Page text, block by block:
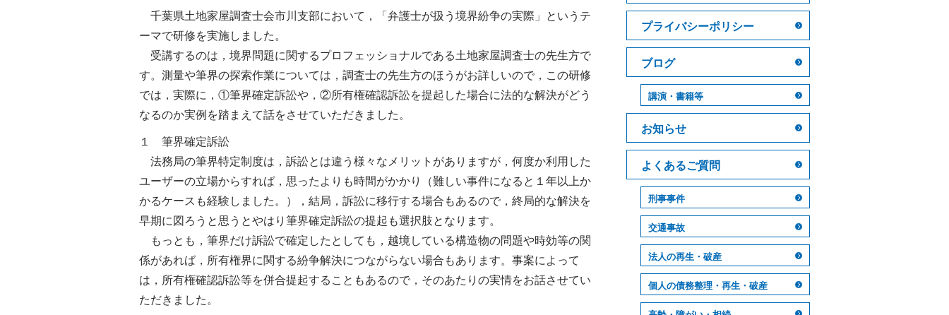
千葉県土地家屋調査士会市川支部において，「弁護士が扱う境界紛争の実際」というテ
ーマで研修を実施しました。
受講するのは，境界問題に関するプロフェッショナルである土地家屋調査士の先生方で
す。測量や筆界の探索作業については，調査士の先生方のほうがお詳しいので，この研修
では，実際に，①筆界確定訴訟や，②所有権確認訴訟を提起した場合に法的な解決がどう
なるのか実例を踏まえて話をさせていただきました。
１ 筆界確定訴訟
法務局の筆界特定制度は，訴訟とは違う様々なメリットがありますが，何度か利用した
ユーザーの立場からすれば，思ったよりも時間がかかり（難しい事件になると１年以上か
かるケースも経験しました。），結局，訴訟に移行する場合もあるので，終局的な解決を
早期に図ろうと思うとやはり筆界確定訴訟の提起も選択肢となります。
もっとも，筆界だけ訴訟で確定したとしても，越境している構造物の問題や時効等の関
係があれば，所有権界に関する紛争解決につながらない場合もあります。事案によって
は，所有権確認訴訟等を併合提起することもあるので，そのあたりの実情をお話させてい
ただきました。
プライバシーポリシー
ブログ
講演・書籍等
お知らせ
よくあるご質問
刑事事件
交通事故
法人の再生・破産
個人の債務整理・再生・破産